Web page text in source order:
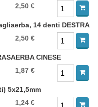
2,50 €
14 denti DESTRA
2,50 €
CINESE
1,87 €
5x21,5mm
1,24 €